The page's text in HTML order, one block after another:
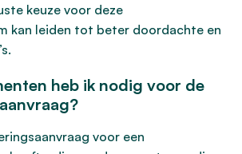
keuze voor deze
kan leiden tot beter doordachte en
heb ik nodig voor de
voor een